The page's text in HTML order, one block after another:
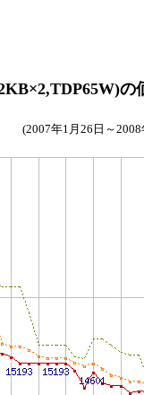
の
(2007年1月26日～